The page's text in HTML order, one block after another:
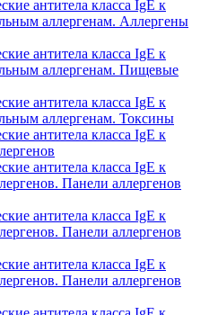
антитела класса IgE к
аллергенам. Аллергены
антитела класса IgE к
аллергенам. Пищевые
антитела класса IgE к
аллергенам. Токсины
антитела класса IgE к
антитела класса IgE к
Панели аллергенов
антитела класса IgE к
Панели аллергенов
антитела класса IgE к
Панели аллергенов